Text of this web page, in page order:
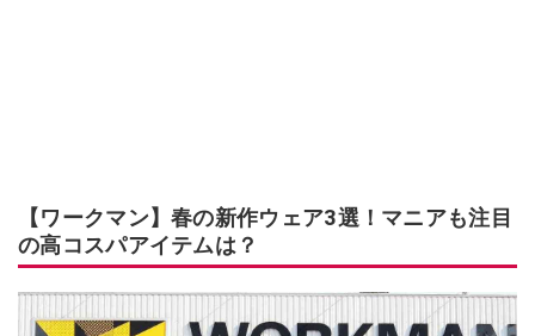
【ワークマン】春の新作ウェア3選！マニアも注目
の高コスパアイテムは？